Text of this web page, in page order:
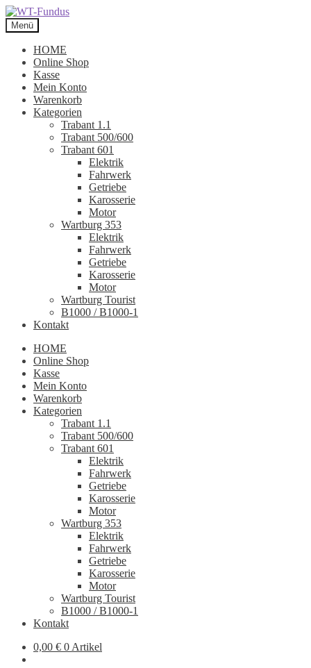
Zur
Navigation
springen
Zum
Inhalt
springen
Menü
HOME
Online Shop
Kasse
Mein Konto
Warenkorb
Kategorien
Trabant 1.1
Trabant 500/600
Trabant 601
Elektrik
Fahrwerk
Getriebe
Karosserie
Motor
Wartburg 353
Elektrik
Fahrwerk
Getriebe
Karosserie
Motor
Wartburg Tourist
B1000 / B1000-1
Kontakt
HOME
Online Shop
Kasse
Mein Konto
Warenkorb
Kategorien
Trabant 1.1
Trabant 500/600
Trabant 601
Elektrik
Fahrwerk
Getriebe
Karosserie
Motor
Wartburg 353
Elektrik
Fahrwerk
Getriebe
Karosserie
Motor
Wartburg Tourist
B1000 / B1000-1
Kontakt
0,00 € 0 Artikel